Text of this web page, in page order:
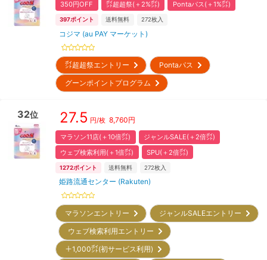
350円OFF ㌽超超祭(＋2%㌽) Pontaパス(＋1%㌽)
397ポイント 送料無料 272枚入
コジマ (au PAY マーケット)
㌽超超祭エントリー
Pontaパス
グーンポイントプログラム
32位 27.5 円/枚 8,760円
マラソン11店(＋10倍㌽)
ジャンルSALE(＋2倍㌽)
ウェブ検索利用(＋1倍㌽)
SPU(＋2倍㌽)
1272ポイント 送料無料 272枚入
姫路流通センター (Rakuten)
マラソンエントリー
ジャンルSALEエントリー
ウェブ検索利用エントリー
＋1,000㌽(初サービス利用)